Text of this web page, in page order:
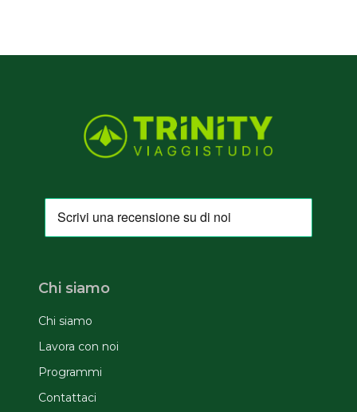
Chi siamo
Chi siamo
Lavora con noi
Programmi
Contattaci